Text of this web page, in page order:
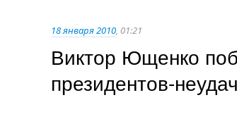
18 января 2010, 01:21
Виктор Ющенко
президентов-